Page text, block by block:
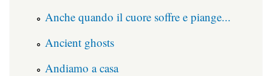
Anche quando il cuore soffre e piange...
Ancient ghosts
Andiamo a casa